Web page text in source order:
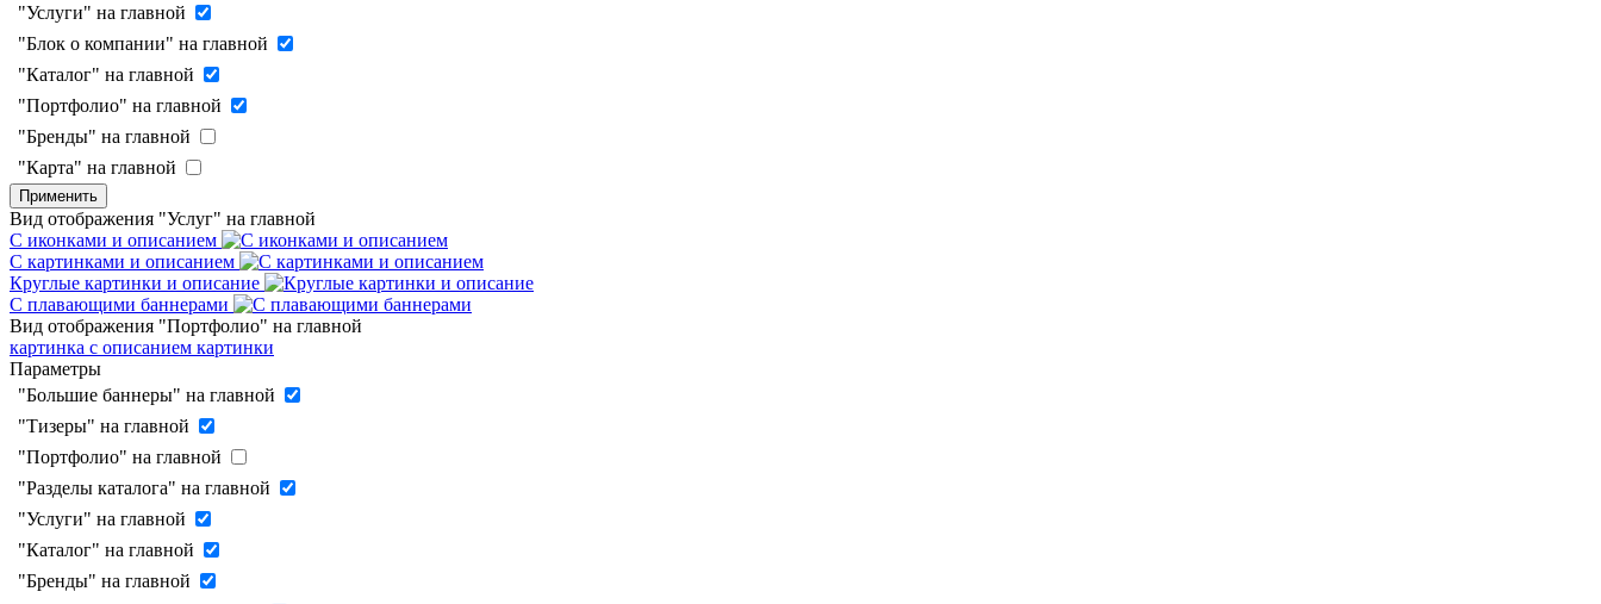
"Услуги" на главной
"Блок о компании" на главной
"Каталог" на главной
"Портфолио" на главной
"Бренды" на главной
"Карта" на главной
Применить
Вид отображения "Услуг" на главной
С иконками и описанием
С картинками и описанием
Круглые картинки и описание
С плавающими баннерами
Вид отображения "Портфолио" на главной
картинка с описанием картинки
Параметры
"Большие баннеры" на главной
"Тизеры" на главной
"Портфолио" на главной
"Разделы каталога" на главной
"Услуги" на главной
"Каталог" на главной
"Бренды" на главной